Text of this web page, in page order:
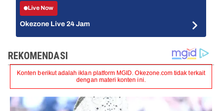
Live Now
Okezone Live 24 Jam